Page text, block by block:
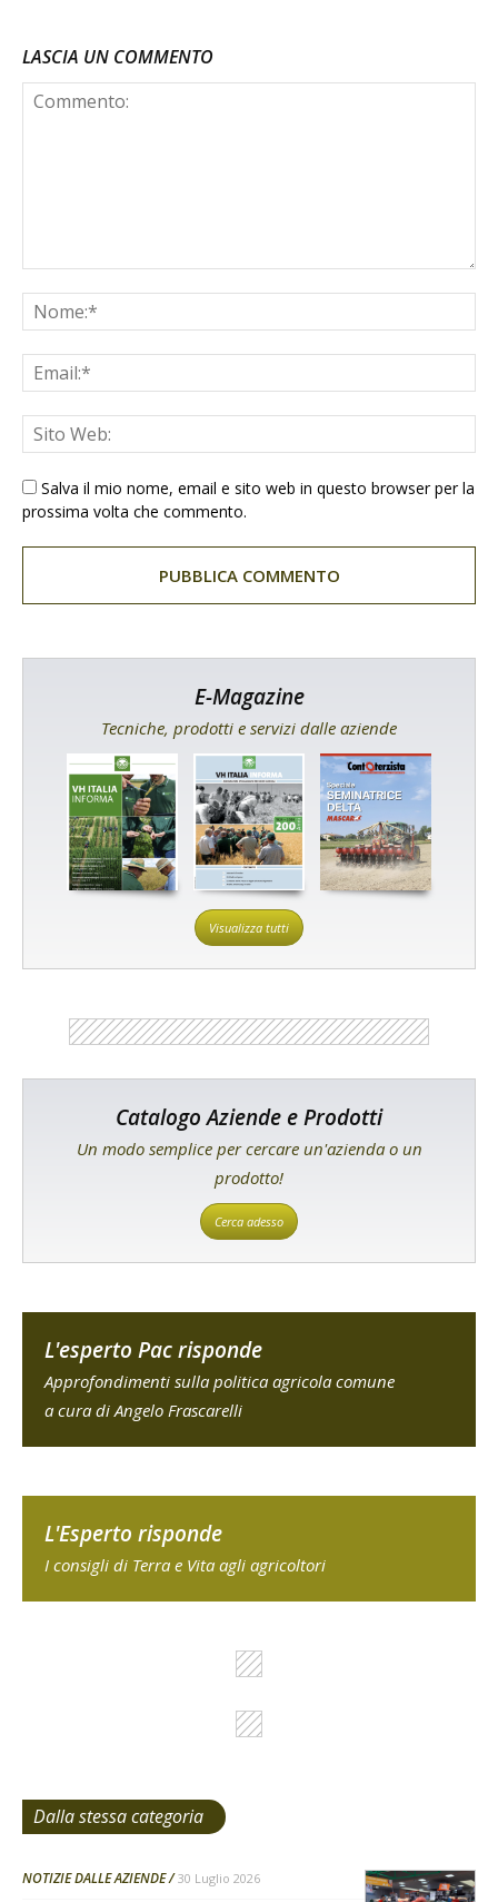
LASCIA UN COMMENTO
Salva il mio nome, email e sito web in questo browser per la
prossima volta che commento.
E-Magazine
Tecniche, prodotti e servizi dalle aziende
Visualizza tutti
Catalogo Aziende e Prodotti
Un modo semplice per cercare un'azienda o un
prodotto!
Cerca adesso
L'esperto Pac risponde
Approfondimenti sulla politica agricola comune
a cura di Angelo Frascarelli
L'Esperto risponde
I consigli di Terra e Vita agli agricoltori
Dalla stessa categoria
NOTIZIE DALLE AZIENDE 30 Luglio 2026